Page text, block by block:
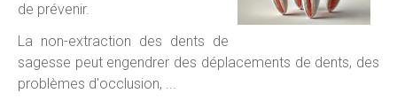
de prévenir.
La non-extraction des dents de
sagesse peut engendrer des déplacements de dents, des
problèmes d'occlusion, ...